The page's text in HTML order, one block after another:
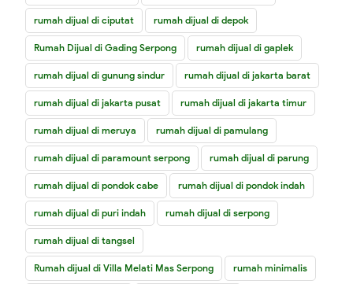
rumah dijual di ciputat rumah dijual di depok
Rumah Dijual di Gading Serpong rumah dijual di gaplek
rumah dijual di gunung sindur rumah dijual di jakarta barat
rumah dijual di jakarta pusat rumah dijual di jakarta timur
rumah dijual di meruya rumah dijual di pamulang
rumah dijual di paramount serpong rumah dijual di parung
rumah dijual di pondok cabe rumah dijual di pondok indah
rumah dijual di puri indah rumah dijual di serpong
rumah dijual di tangsel
Rumah dijual di Villa Melati Mas Serpong rumah minimalis